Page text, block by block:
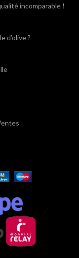
incomparable !
d’olive ?